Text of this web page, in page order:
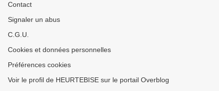
Contact
Signaler un abus
C.G.U.
Cookies et données personnelles
Préférences cookies
Voir le profil de HEURTEBISE sur le portail Overblog